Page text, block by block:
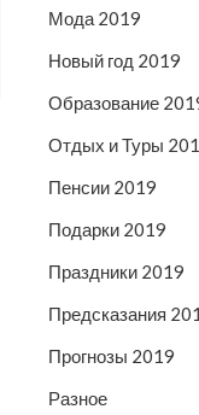
Мода 2019
Новый год 2019
Образование
Отдых и Туры
Пенсии 2019
Подарки 2019
Праздники 2019
Предсказания
Прогнозы 2019
Разное